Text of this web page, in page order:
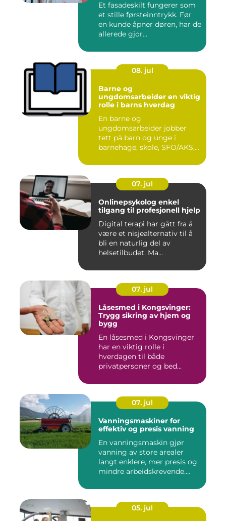
Et fasadeskilt fungerer som
et stille førsteinntrykk. Før
en kunde åpner døren, har de
allerede gjor...
08. jul
Barne og
ungdomsarbeider en viktig
rolle i barns hverdag
En barne og
ungdomsarbeider jobber
tett på barn og unge i
barnehage, skole, SFO/AKS,
07. jul
Onlinepsykolog enkel
tilgang til profesjonell hjelp
Digital terapi har gått fra å
være et nisjealternativ til å
bli en naturlig del av
helsetilbudet. Ma...
07. jul
Låsesmed i Kongsvinger:
Trygg sikring av hjem og
bygg
En låsesmed i Kongsvinger
har en viktig rolle i
hverdagen til både
privatpersoner og bed...
07. jul
Vanningsmaskiner for
effektiv og presis vanning
En vanningsmaskin gjør
vanning av store arealer
langt enklere, mer presis og
mindre arbeidskrevende....
05. jul